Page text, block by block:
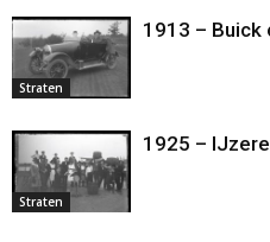
Straten
1913 – Buick
Straten
1925 –